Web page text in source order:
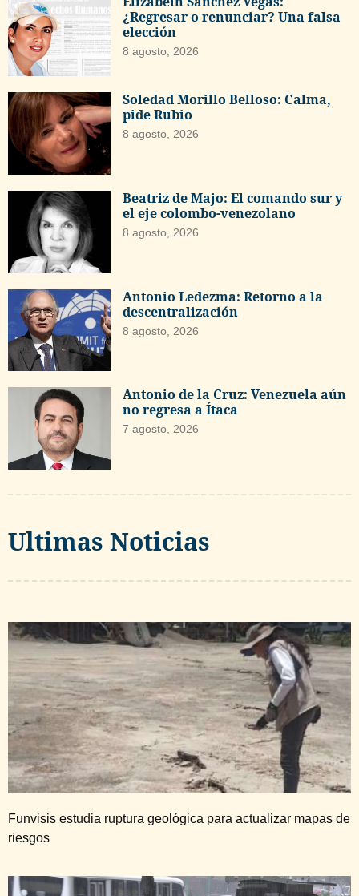
¿Regresar o renunciar? Una falsa
elección
8 agosto, 2026
Soledad Morillo Belloso: Calma,
pide Rubio
8 agosto, 2026
Beatriz de Majo: El comando sur y
el eje colombo-venezolano
8 agosto, 2026
Antonio Ledezma: Retorno a la
descentralización
8 agosto, 2026
Antonio de la Cruz: Venezuela aún
no regresa a Ítaca
7 agosto, 2026
Ultimas Noticias
Funvisis estudia ruptura geológica para actualizar mapas de
riesgos